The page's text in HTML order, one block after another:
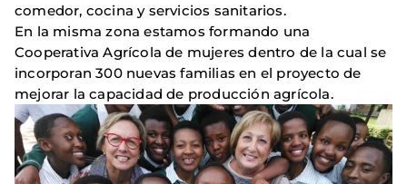
comedor, cocina y servicios sanitarios.
En la misma zona estamos formando una
Cooperativa Agrícola de mujeres dentro de la cual se
incorporan 300 nuevas familias en el proyecto de
mejorar la capacidad de producción agrícola.